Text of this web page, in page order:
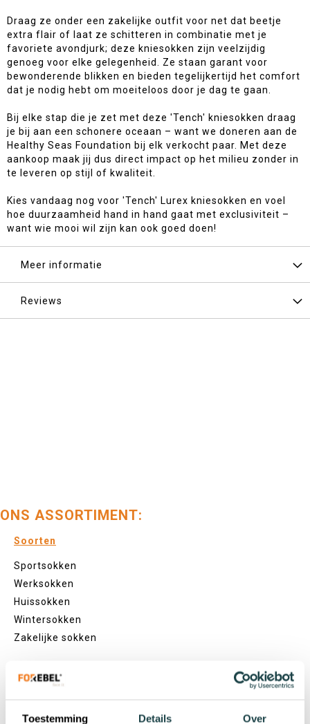
Toestemming Details Over
Draag ze onder een zakelijke outfit voor net dat beetje
extra flair of laat ze schitteren in combinatie met je
favoriete avondjurk; deze kniesokken zijn veelzijdig
genoeg voor elke gelegenheid. Ze staan garant voor
bewonderende blikken en bieden tegelijkertijd het comfort
dat je nodig hebt om moeiteloos door je dag te gaan.
Bij elke stap die je zet met deze 'Tench' kniesokken draag
je bij aan een schonere oceaan – want we doneren aan de
Healthy Seas Foundation bij elk verkocht paar. Met deze
aankoop maak jij dus direct impact op het milieu zonder in
te leveren op stijl of kwaliteit.
Kies vandaag nog voor 'Tench' Lurex kniesokken en voel
hoe duurzaamheid hand in hand gaat met exclusiviteit –
want wie mooi wil zijn kan ook goed doen!
Meer informatie
Reviews
ONS ASSORTIMENT:
Soorten
Sportsokken
Werksokken
Huissokken
Wintersokken
Zakelijke sokken
Lengtes